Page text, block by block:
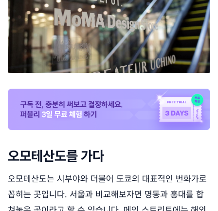
오모테산도를 가다
오모테산도는 시부야와 더불어 도쿄의 대표적인 번화가로
꼽히는 곳입니다. 서울과 비교해보자면 명동과 홍대를 합